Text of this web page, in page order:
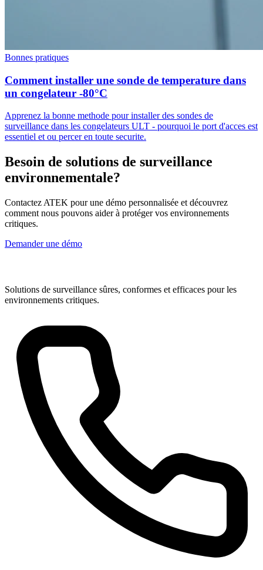
Bonnes pratiques
Comment installer une sonde de temperature dans
un congelateur -80°C
Apprenez la bonne methode pour installer des sondes de
surveillance dans les congelateurs ULT - pourquoi le port d'acces est
essentiel et ou percer en toute securite.
Besoin de solutions de surveillance
environnementale?
Contactez ATEK pour une démo personnalisée et découvrez
comment nous pouvons aider à protéger vos environnements
critiques.
Demander une démo
Solutions de surveillance sûres, conformes et efficaces pour les
environnements critiques.